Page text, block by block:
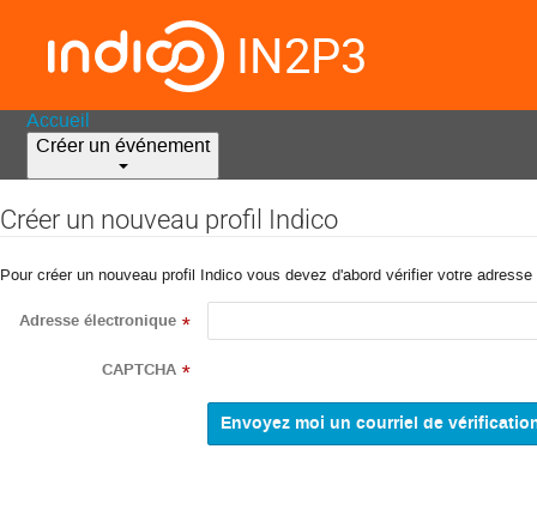
IN2P3
Accueil
Créer un événement
Créer un nouveau profil Indico
Pour créer un nouveau profil Indico vous devez d'abord vérifier votre
Adresse électronique *
CAPTCHA *